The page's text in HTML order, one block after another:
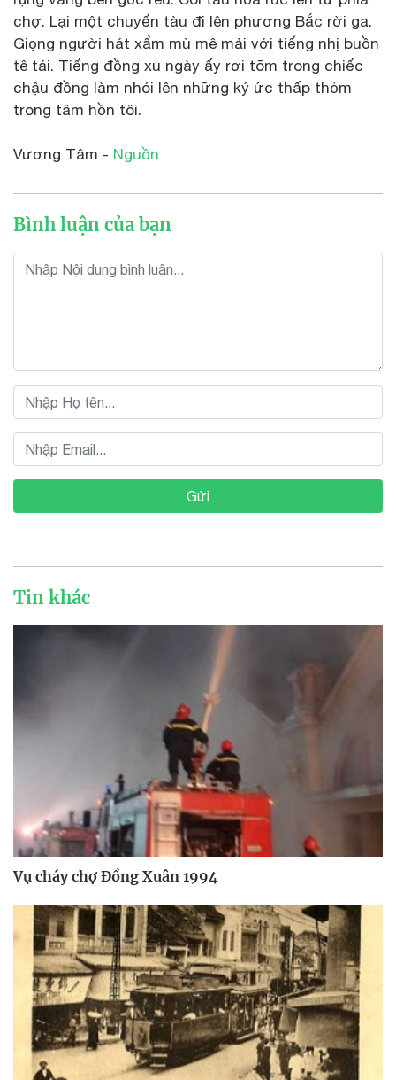
chợ. Lại một chuyến tàu đi lên phương Bắc rời ga.
Giọng người hát xẩm mù mê mải với tiếng nhị buồn
tê tái. Tiếng đồng xu ngày ấy rơi tõm trong chiếc
chậu đồng làm nhói lên những ký ức thấp thỏm
trong tâm hồn tôi.
Vương Tâm - Nguồn
Bình luận của bạn
Gửi
Tin khác
Vụ cháy chợ Đồng Xuân 1994